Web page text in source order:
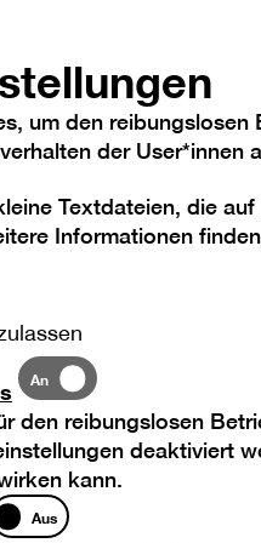
Programme
um den reibungslosen
der User*innen
Textdateien, die
Informationen
Technische
notwendige
Cookies
An
den reibungslosen
deaktiviert
kann.
Aus